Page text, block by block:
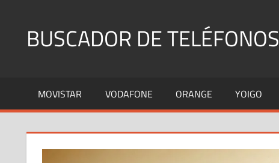
contenidoBUSCADOR DE TELÉFONOS
Fijos
y
MOVISTAR VODAFONE ORANGE YOIGO